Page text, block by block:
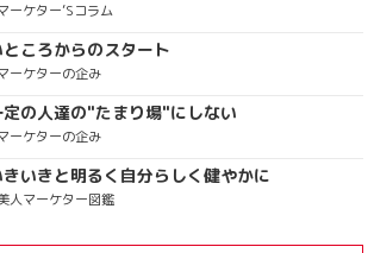
ーケター’Sコラム
ころからのスタート
ーケターの企み
定の人達の"たまり場"にしない
ーケターの企み
いきと明るく自分らしく健やかに
人マーケター図鑑